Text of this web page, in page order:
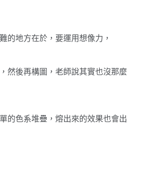
的地方在於，要運用想像力，
然後再構圖，老師說其實也沒那麼
的色系堆疊，熔出來的效果也會出